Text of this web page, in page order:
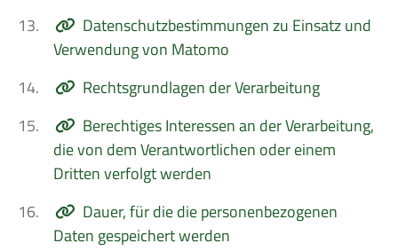
13.
Datenschutzbestimmungen zu Einsatz und
Verwendung von Matomo
14.
Rechtsgrundlagen der Verarbeitung
15.
Berechtiges Interessen an der Verarbeitung,
die von dem Verantwortlichen oder einem
Dritten verfolgt werden
16.
Dauer, für die die personenbezogenen
Daten gespeichert werden